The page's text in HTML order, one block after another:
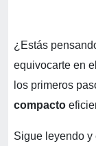
¿Estás
equivocarte en
los primeros
compacto
Sigue leyendo y